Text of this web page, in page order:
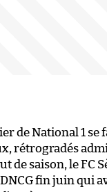
de National 1 se
rétrogradés
de saison, le FC
fin juin qui